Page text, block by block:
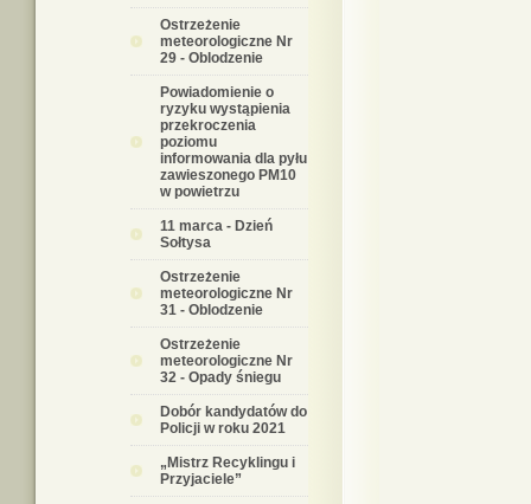
Ostrzeżenie
meteorologiczne Nr
29 - Oblodzenie
Powiadomienie o
ryzyku wystąpienia
przekroczenia
poziomu
informowania dla pyłu
zawieszonego PM10
w powietrzu
11 marca - Dzień
Sołtysa
Ostrzeżenie
meteorologiczne Nr
31 - Oblodzenie
Ostrzeżenie
meteorologiczne Nr
32 - Opady śniegu
Dobór kandydatów do
Policji w roku 2021
„Mistrz Recyklingu i
Przyjaciele”